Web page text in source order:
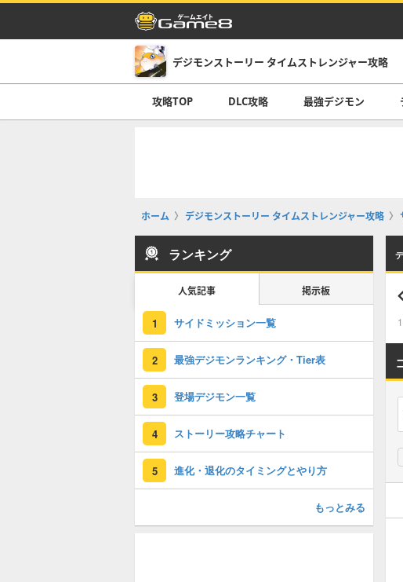
デジモンストーリー タイムストレンジャー攻略
攻略TOP DLC攻略 最強デジモン
ホーム デジモンストーリー タイムストレンジャー攻略
ランキング
人気記事 掲示板
1 サイドミッション一覧
2 最強デジモンランキング・Tier表
3 登場デジモン一覧
4 ストーリー攻略チャート
5 進化・退化のタイミングとやり方
もっとみる